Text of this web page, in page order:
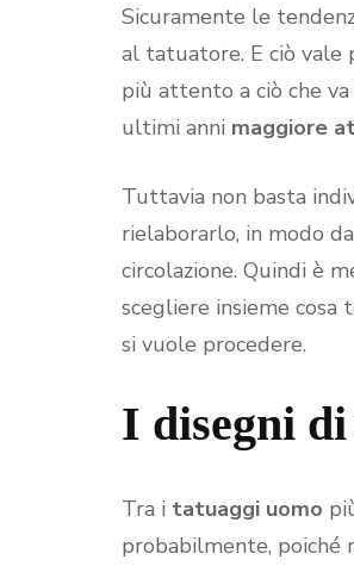
Sicuramente le
al tatuatore. E ciò vale
più attento a ciò che
ultimi anni maggiore
Tuttavia non basta
rielaborarlo, in modo
circolazione. Quindi è
scegliere insieme cosa
si vuole procedere.
I disegni
Tra i tatuaggi uomo
probabilmente, poiché